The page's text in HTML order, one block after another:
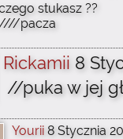
stukasz ??
pacza
Rickamii 8
//puka w jej
Yourii 8 Stycznia